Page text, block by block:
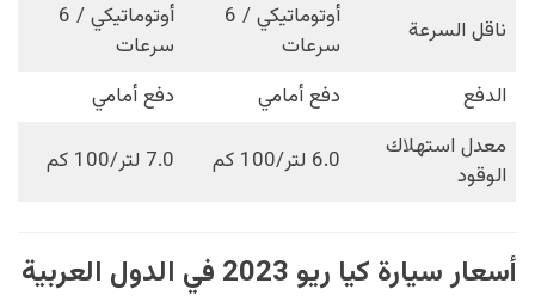
ناقل السرعة
أوتوماتيكي / 6
سرعات
أوتوماتيكي / 6
سرعات
الدفع
دفع أمامي
دفع أمامي
معدل استهلاك
الوقود
6.0 لتر/100 كم 7.0 لتر/100 كم
أسعار سيارة كيا ريو 2023 في الدول العربية